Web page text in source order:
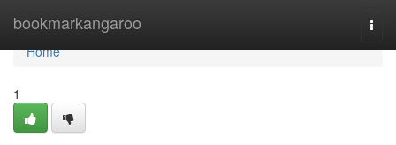
bookmarkangaroo
Home
Home
1